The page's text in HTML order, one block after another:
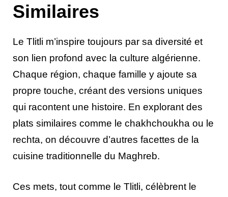
Similaires
Le Tlitli m’inspire toujours par sa diversité et
son lien profond avec la culture algérienne.
Chaque région, chaque famille y ajoute sa
propre touche, créant des versions uniques
qui racontent une histoire. En explorant des
plats similaires comme le chakhchoukha ou le
rechta, on découvre d’autres facettes de la
cuisine traditionnelle du Maghreb.
Ces mets, tout comme le Tlitli, célèbrent le